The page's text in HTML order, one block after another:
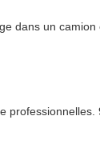
dans un